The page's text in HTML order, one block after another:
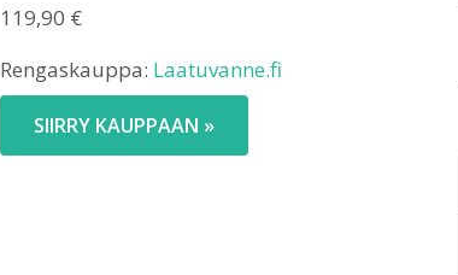
119,90 €
Rengaskauppa: Laatuvanne.fi
SIIRRY KAUPPAAN »